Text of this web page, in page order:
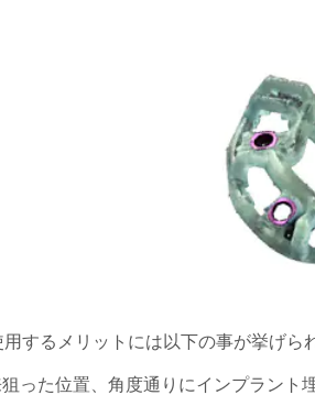
用するメリットには以下の事が挙げら
った位置、角度通りにインプラント